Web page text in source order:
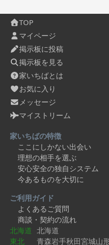
TOP
マイページ
掲示板に投稿
掲示板を見る
家いちばとは
お気に入り
メッセージ
マイストリーム
家いちばの特徴
ここにしかない出会い
理想の相手を選ぶ
安心安全の独自システム
今あるものを大切に
ご利用ガイド
よくあるご質問
商談・契約の流れ
北海道 北海道
東北
青森岩手秋田宮城山